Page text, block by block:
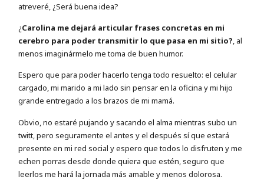
atreveré, ¿Será buena idea?
¿Carolina me dejará articular frases concretas en mi
cerebro para poder transmitir lo que pasa en mi sitio?, al
menos imaginármelo me toma de buen humor.
Espero que para poder hacerlo tenga todo resuelto: el celular
cargado, mi marido a mi lado sin pensar en la oficina y mi hijo
grande entregado a los brazos de mi mamá.
Obvio, no estaré pujando y sacando el alma mientras subo un
twitt, pero seguramente el antes y el después sí que estará
presente en mi red social y espero que todos lo disfruten y me
echen porras desde donde quiera que estén, seguro que
leerlos me hará la jornada más amable y menos dolorosa.